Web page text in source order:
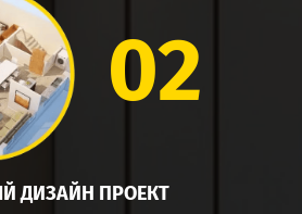
ДИЗАЙН ПРОЕКТ
02